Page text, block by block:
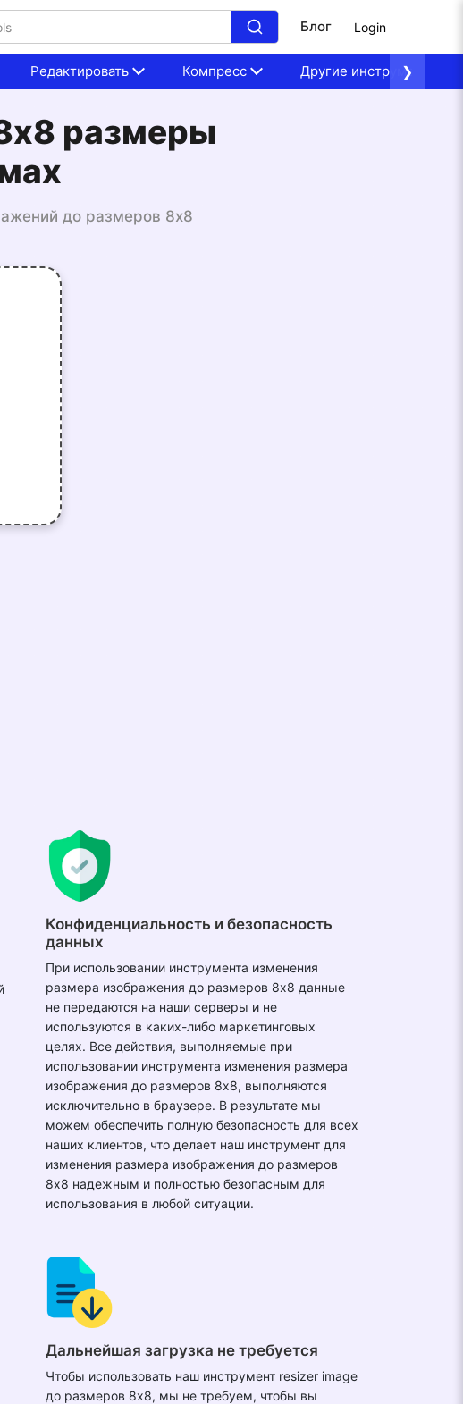
Блог Login
Редактировать Компресс Другие инструменты
❯
размеры
до размеров 8x8
Конфиденциальность и безопасность
данных
При использовании инструмента изменения
размера изображения до размеров 8x8 данные
не передаются на наши серверы и не
используются в каких-либо маркетинговых
целях. Все действия, выполняемые при
использовании инструмента изменения размера
изображения до размеров 8x8, выполняются
исключительно в браузере. В результате мы
можем обеспечить полную безопасность для всех
наших клиентов, что делает наш инструмент для
изменения размера изображения до размеров
8x8 надежным и полностью безопасным для
использования в любой ситуации.
Дальнейшая загрузка не требуется
Чтобы использовать наш инструмент resizer image
до размеров 8x8, мы не требуем, чтобы вы